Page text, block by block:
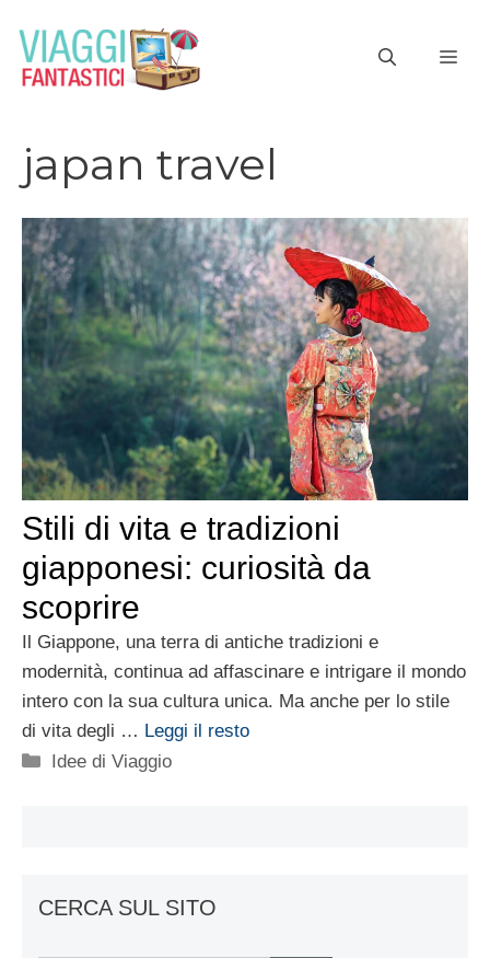
contenuto
japan travel
Stili di vita e tradizioni
giapponesi: curiosità da
scoprire
Il Giappone, una terra di antiche tradizioni e
modernità, continua ad affascinare e intrigare il mondo
intero con la sua cultura unica. Ma anche per lo stile
di vita degli … Leggi il resto
Categorie
Idee di Viaggio
CERCA SUL SITO